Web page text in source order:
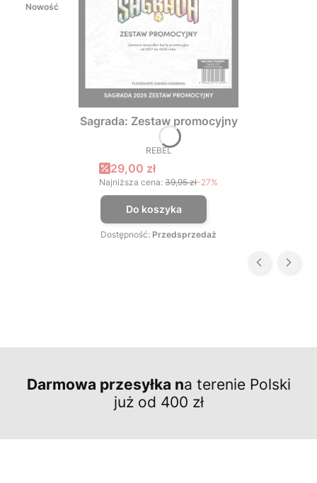
Nowość
Sagrada: Zestaw promocyjny
PRODUCENT
REBEL
Cena promocyjna
29,00 zł
Najniższa cena: 39,95 zł-27%
Do koszyka
Dostępność: Przedsprzedaż
Darmowa przesyłka na terenie Polski
już od 400 zł